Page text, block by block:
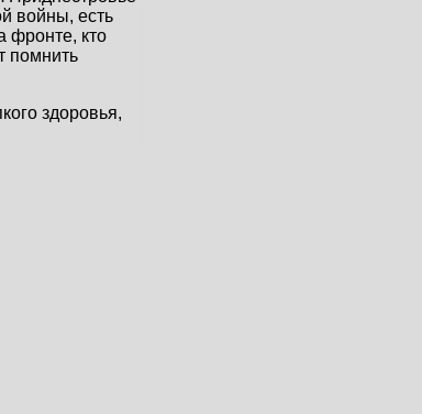
войны, есть
фронте, кто
помнить
здоровья,